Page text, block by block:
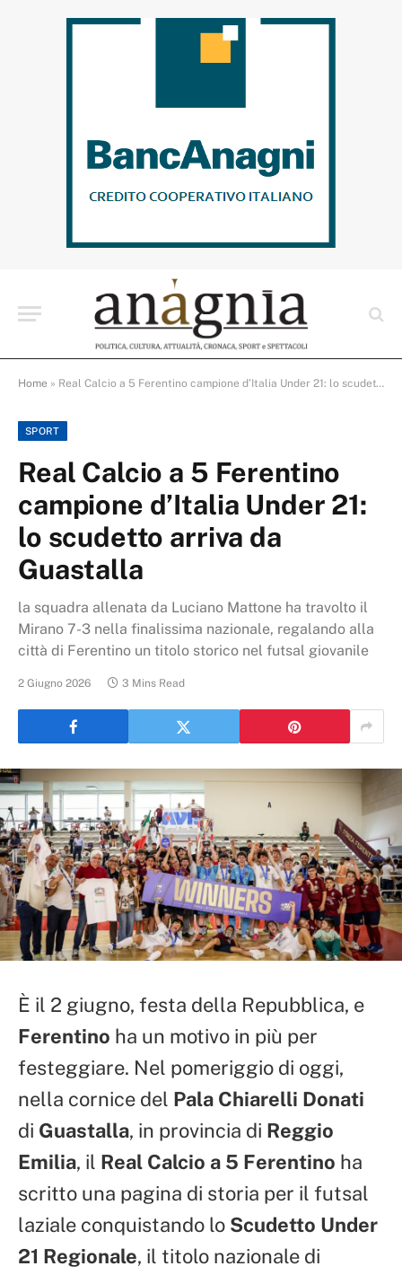
Home » Real Calcio a 5 Ferentino campione d’Italia Under 21: lo scudetto arriva da Guastalla
SPORT
Real Calcio a 5 Ferentino
campione d’Italia Under 21:
lo scudetto arriva da
Guastalla
la squadra allenata da Luciano Mattone ha travolto il
Mirano 7-3 nella finalissima nazionale, regalando alla
città di Ferentino un titolo storico nel futsal giovanile
2 Giugno 2026 3 Mins Read
È il 2 giugno, festa della Repubblica, e
Ferentino ha un motivo in più per
festeggiare. Nel pomeriggio di oggi,
nella cornice del Pala Chiarelli Donati
di Guastalla, in provincia di Reggio
Emilia, il Real Calcio a 5 Ferentino ha
scritto una pagina di storia per il futsal
laziale conquistando lo Scudetto Under
21 Regionale, il titolo nazionale di